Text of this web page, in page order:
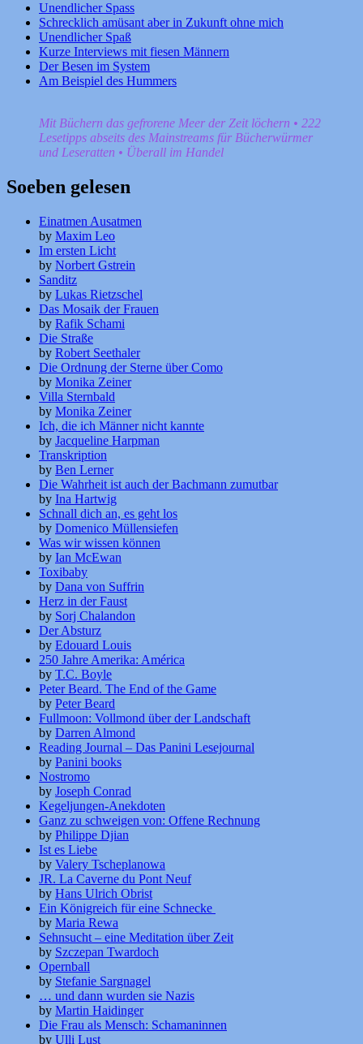
Unendlicher Spass
Schrecklich amüsant aber in Zukunft ohne mich
Unendlicher Spaß
Kurze Interviews mit fiesen Männern
Der Besen im System
Am Beispiel des Hummers
Mit Büchern das gefrorene Meer der Zeit löchern • 222
Lesetipps abseits des Mainstreams für Bücherwürmer
und Leseratten • Überall im Handel
Soeben gelesen
Einatmen Ausatmen
by Maxim Leo
Im ersten Licht
by Norbert Gstrein
Sanditz
by Lukas Rietzschel
Das Mosaik der Frauen
by Rafik Schami
Die Straße
by Robert Seethaler
Die Ordnung der Sterne über Como
by Monika Zeiner
Villa Sternbald
by Monika Zeiner
Ich, die ich Männer nicht kannte
by Jacqueline Harpman
Transkription
by Ben Lerner
Die Wahrheit ist auch der Bachmann zumutbar
by Ina Hartwig
Schnall dich an, es geht los
by Domenico Müllensiefen
Was wir wissen können
by Ian McEwan
Toxibaby
by Dana von Suffrin
Herz in der Faust
by Sorj Chalandon
Der Absturz
by Edouard Louis
250 Jahre Amerika: América
by T.C. Boyle
Peter Beard. The End of the Game
by Peter Beard
Fullmoon: Vollmond über der Landschaft
by Darren Almond
Reading Journal – Das Panini Lesejournal
by Panini books
Nostromo
by Joseph Conrad
Kegeljungen-Anekdoten
Ganz zu schweigen von: Offene Rechnung
by Philippe Djian
Ist es Liebe
by Valery Tscheplanowa
JR. La Caverne du Pont Neuf
by Hans Ulrich Obrist
Ein Königreich für eine Schnecke
by Maria Rewa
Sehnsucht – eine Meditation über Zeit
by Szczepan Twardoch
Opernball
by Stefanie Sargnagel
… und dann wurden sie Nazis
by Martin Haidinger
Die Frau als Mensch: Schamaninnen
by Ulli Lust